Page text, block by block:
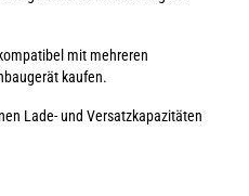
mit mehreren
kaufen.
Lade- und Versatzkapazitäten